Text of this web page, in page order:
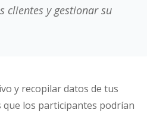
clientes y gestionar su
y recopilar datos de tus
que los participantes podrían